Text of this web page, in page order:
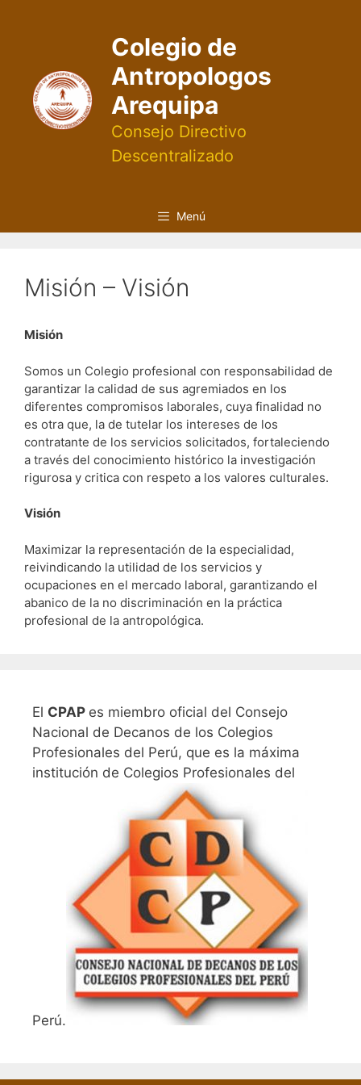
Colegio de
Antropologos
Arequipa
Consejo Directivo
Descentralizado
Menú
Misión – Visión
Misión
Somos un Colegio profesional con responsabilidad de
garantizar la calidad de sus agremiados en los
diferentes compromisos laborales, cuya finalidad no
es otra que, la de tutelar los intereses de los
contratante de los servicios solicitados, fortaleciendo
a través del conocimiento histórico la investigación
rigurosa y critica con respeto a los valores culturales.
Visión
Maximizar la representación de la especialidad,
reivindicando la utilidad de los servicios y
ocupaciones en el mercado laboral, garantizando el
abanico de la no discriminación en la práctica
profesional de la antropológica.
El CPAP es miembro oficial del Consejo
Nacional de Decanos de los Colegios
Profesionales del Perú, que es la máxima
institución de Colegios Profesionales del
Perú.